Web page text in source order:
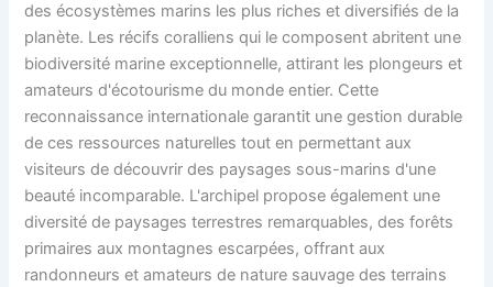
des écosystèmes marins les plus riches et diversifiés de la
planète. Les récifs coralliens qui le composent abritent une
biodiversité marine exceptionnelle, attirant les plongeurs et
amateurs d'écotourisme du monde entier. Cette
reconnaissance internationale garantit une gestion durable
de ces ressources naturelles tout en permettant aux
visiteurs de découvrir des paysages sous-marins d'une
beauté incomparable. L'archipel propose également une
diversité de paysages terrestres remarquables, des forêts
primaires aux montagnes escarpées, offrant aux
randonneurs et amateurs de nature sauvage des terrains